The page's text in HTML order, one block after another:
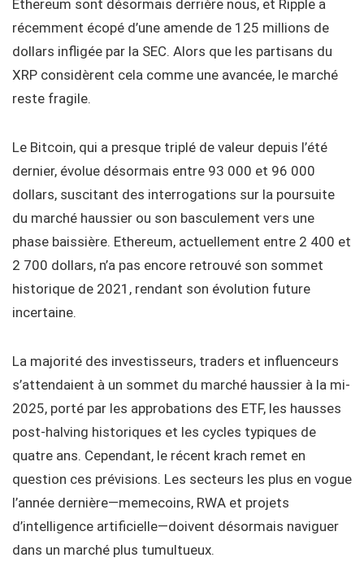
Ethereum sont désormais derrière nous, et Ripple a
récemment écopé d’une amende de 125 millions de
dollars infligée par la SEC. Alors que les partisans du
XRP considèrent cela comme une avancée, le marché
reste fragile.
Le Bitcoin, qui a presque triplé de valeur depuis l’été
dernier, évolue désormais entre 93 000 et 96 000
dollars, suscitant des interrogations sur la poursuite
du marché haussier ou son basculement vers une
phase baissière. Ethereum, actuellement entre 2 400 et
2 700 dollars, n’a pas encore retrouvé son sommet
historique de 2021, rendant son évolution future
incertaine.
La majorité des investisseurs, traders et influenceurs
s’attendaient à un sommet du marché haussier à la mi-
2025, porté par les approbations des ETF, les hausses
post-halving historiques et les cycles typiques de
quatre ans. Cependant, le récent krach remet en
question ces prévisions. Les secteurs les plus en vogue
l’année dernière—memecoins, RWA et projets
d’intelligence artificielle—doivent désormais naviguer
dans un marché plus tumultueux.